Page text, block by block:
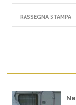
RASSEGNA STAMPA